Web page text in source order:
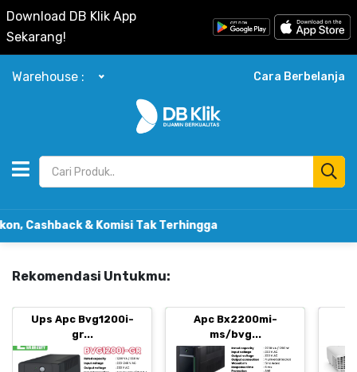
Download DB Klik App
Sekarang!
Warehouse : Cara Berbelanja
& Komisi Tak Terhingga
Rekomendasi Untukmu:
Ups Apc Bvg1200i-
gr...
Apc Bx2200mi-
ms/bvg...